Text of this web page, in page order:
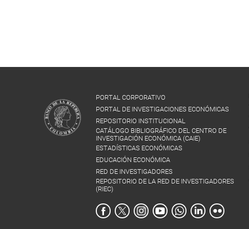
PORTAL CORPORATIVO
PORTAL DE INVESTIGACIONES ECONÓMICAS
REPOSITORIO INSTITUCIONAL
CATÁLOGO BIBLIOGRÁFICO DEL CENTRO DE
INVESTIGACIÓN ECONÓMICA (CAIE)
ESTADÍSTICAS ECONÓMICAS
EDUCACIÓN ECONÓMICA
RED DE INVESTIGADORES
REPOSITORIO DE LA RED DE INVESTIGADORES
(RIEC)